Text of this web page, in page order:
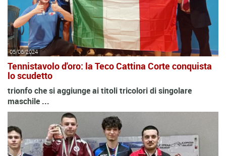
05/06/2024
Tennistavolo d'oro: la Teco Cattina Corte conquista
lo scudetto
trionfo che si aggiunge ai titoli tricolori di singolare
maschile ...